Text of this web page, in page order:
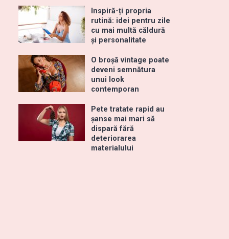
Inspiră-ți propria
rutină: idei pentru zile
cu mai multă căldură
și personalitate
O broșă vintage poate
deveni semnătura
unui look
contemporan
Pete tratate rapid au
șanse mai mari să
dispară fără
deteriorarea
materialului